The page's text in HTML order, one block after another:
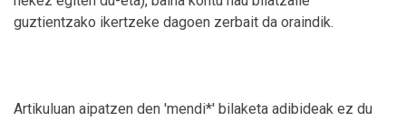
guztientzako ikertzeke dagoen zerbait da oraindik.
Artikuluan aipatzen den 'mendi*' bilaketa adibideak ez du